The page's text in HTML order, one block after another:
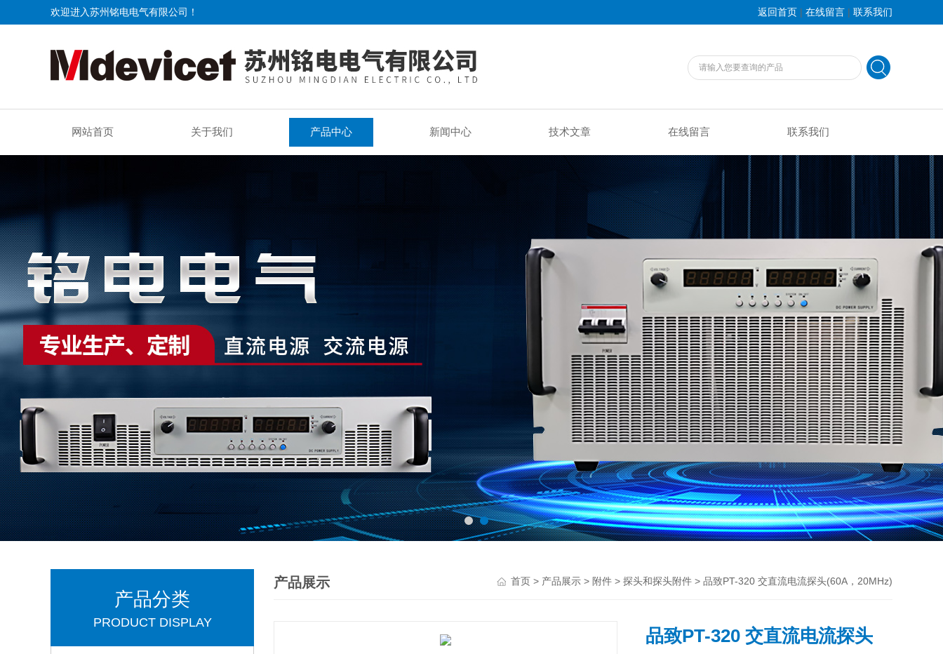
欢迎进入苏州铭电电气有限公司！ 返回首页 | 在线留言 | 联系我们
网站首页 关于我们 产品中心 新闻中心 技术文章 在线留言 联系我们
产品分类
PRODUCT DISPLAY
产品展示 首页 > 产品展示 > 附件 > 探头和探头附件 > 品致PT-320 交直流电流探头(60A，20MHz)
品致PT-320 交直流电流探头